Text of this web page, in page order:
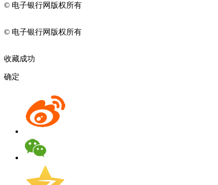
© 电子银行网版权所有
© 电子银行网版权所有
收藏成功
确定